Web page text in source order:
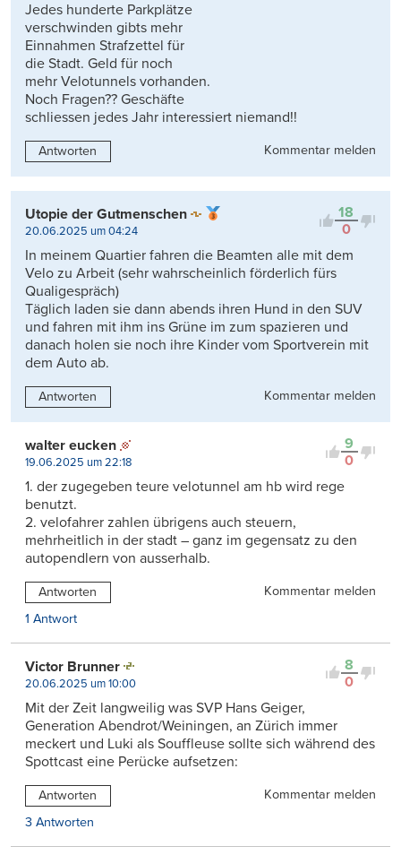
Jedes hunderte Parkplätze
verschwinden gibts mehr
Einnahmen Strafzettel für
die Stadt. Geld für noch
mehr Velotunnels vorhanden.
Noch Fragen?? Geschäfte
schliessen jedes Jahr interessiert niemand!!
Antworten Kommentar melden
18
0
Utopie der Gutmenschen
20.06.2025 um 04:24
In meinem Quartier fahren die Beamten alle mit dem
Velo zu Arbeit (sehr wahrscheinlich förderlich fürs
Qualigespräch)
Täglich laden sie dann abends ihren Hund in den SUV
und fahren mit ihm ins Grüne im zum spazieren und
danach holen sie noch ihre Kinder vom Sportverein mit
dem Auto ab.
Antworten Kommentar melden
9
0
walter eucken
19.06.2025 um 22:18
1. der zugegeben teure velotunnel am hb wird rege
benutzt.
2. velofahrer zahlen übrigens auch steuern,
mehrheitlich in der stadt – ganz im gegensatz zu den
autopendlern von ausserhalb.
Antworten
Kommentar melden
1 Antwort
8
0
Victor Brunner
20.06.2025 um 10:00
Mit der Zeit langweilig was SVP Hans Geiger,
Generation Abendrot/Weiningen, an Zürich immer
meckert und Luki als Souffleuse sollte sich während des
Spottcast eine Perücke aufsetzen:
Antworten
Kommentar melden
3 Antworten